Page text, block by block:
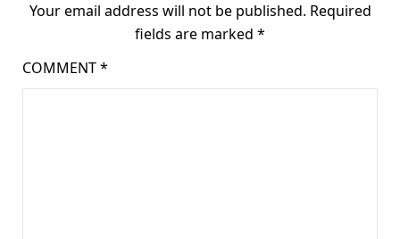
Your email address will not be published. Required
fields are marked *
COMMENT*